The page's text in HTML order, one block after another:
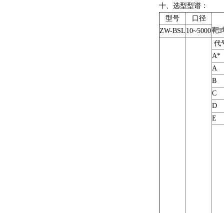
十、 选型型谱：
型号
口径
靶
ZW-BSL 10~5000
代
A*
A
B
C
D
E